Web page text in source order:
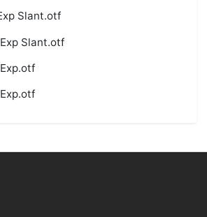
Slant.otf
Slant.otf